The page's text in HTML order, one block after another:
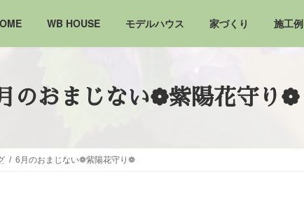
WB HOUSE モデルハウス 家づくり 施工例
のおまじない❁紫陽花守り❁
6月のおまじない❁紫陽花守り❁